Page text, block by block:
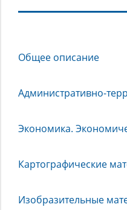
Общее описание
Административно-
Экономика.
Картографические
Изобразительные